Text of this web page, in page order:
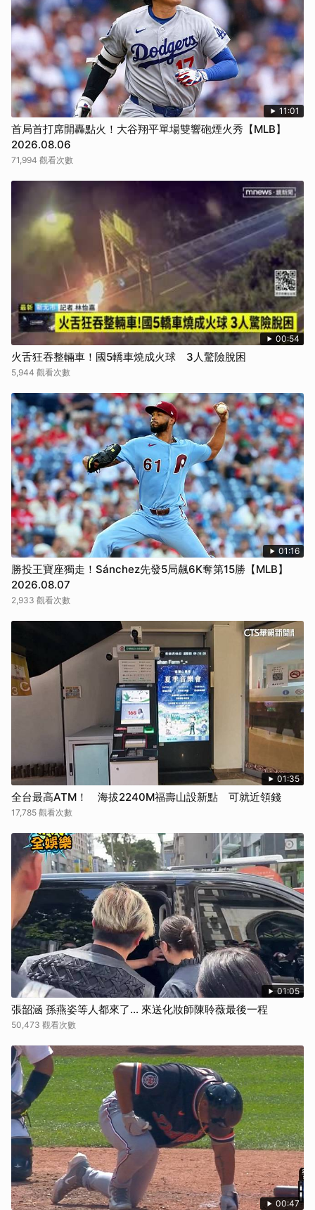
11:01
首局首打席開轟點火！大谷翔平單場雙響砲煙火秀【MLB】
2026.08.06
71,994 觀看次數
00:54
火舌狂吞整輛車！國5轎車燒成火球 3人驚險脫困
5,944 觀看次數
01:16
勝投王寶座獨走！Sánchez先發5局飆6K奪第15勝【MLB】
2026.08.07
2,933 觀看次數
01:35
全台最高ATM！ 海拔2240M福壽山設新點 可就近領錢
17,785 觀看次數
01:05
張韶涵 孫燕姿等人都來了... 來送化妝師陳聆薇最後一程
50,473 觀看次數
00:47